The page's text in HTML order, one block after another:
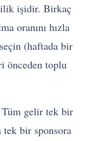
işidir. Birkaç
oranını hızla
(haftada bir
önceden toplu
Tüm gelir tek bir
tek bir sponsora